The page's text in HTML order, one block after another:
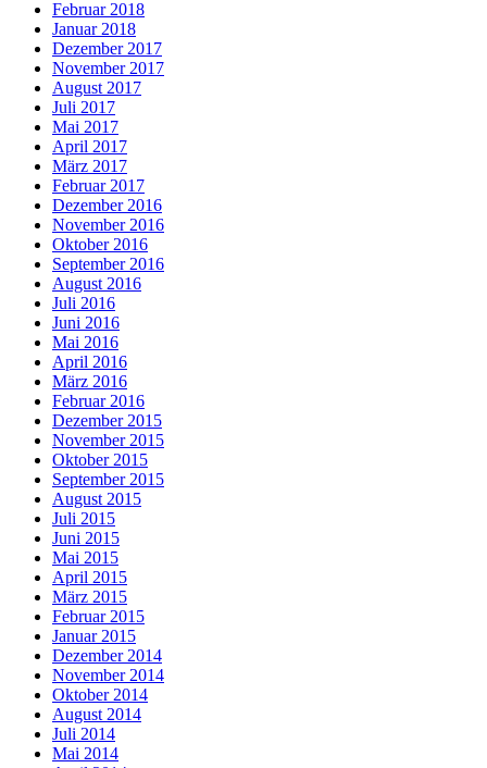
Februar 2018
Januar 2018
Dezember 2017
November 2017
August 2017
Juli 2017
Mai 2017
April 2017
März 2017
Februar 2017
Dezember 2016
November 2016
Oktober 2016
September 2016
August 2016
Juli 2016
Juni 2016
Mai 2016
April 2016
März 2016
Februar 2016
Dezember 2015
November 2015
Oktober 2015
September 2015
August 2015
Juli 2015
Juni 2015
Mai 2015
April 2015
März 2015
Februar 2015
Januar 2015
Dezember 2014
November 2014
Oktober 2014
August 2014
Juli 2014
Mai 2014